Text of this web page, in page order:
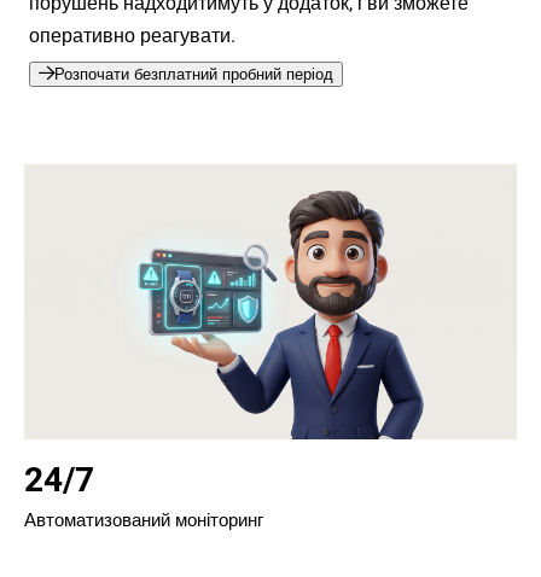
оперативно реагувати.
Розпочати безплатний пробний період
24/7
Автоматизований моніторинг